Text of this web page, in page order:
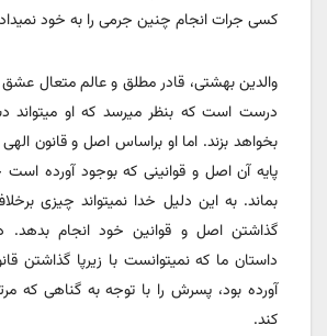
کسی جرات انجام چنین جرمی را به خود
والدین بهشتی، قادر مطلق و عالم متعال
درست است که بنظر میرسد که او میتواند
بخواهد بزند. اما او براساس اصل و قانون الهی
پایه آن اصل و قوانینی که بوجود آورده
بماند. به این دلیل خدا نمیتواند چیزی
گذاشتن اصل و قوانین خود انجام بدهد.
داستان ما که نمیتوانست با زیرپا گذاشتن
آورده بود، پسرش را با توجه به گناهی که
کند.